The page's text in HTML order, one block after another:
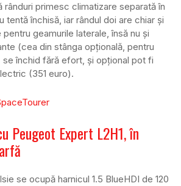
rânduri primesc climatizare separată în
tentă închisă, iar rândul doi are chiar și
geamurile laterale, însă nu și
(cea din stânga opțională, pentru
se închid fără efort, și opțional pot fi
(351 euro).
Peugeot Expert L2H1, în
se ocupă harnicul 1.5 BlueHDI de 120